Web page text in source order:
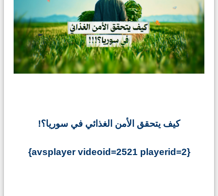
كيف يتحقق الأمن الغذائي في سوريا؟!
{avsplayer videoid=2521 playerid=2}